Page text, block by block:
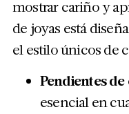
mostrar cariño y
de joyas está
el estilo únicos de
Pendientes
esencial en